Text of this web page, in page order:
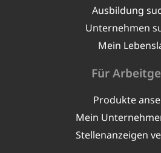
Ausbildung
Unternehmen
Mein
Für
Produkte
Mein
Stellenanzeigen